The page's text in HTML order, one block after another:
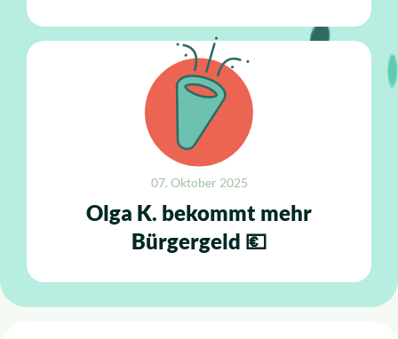
07. Oktober 2025
Olga K. bekommt mehr
Bürgergeld 💶